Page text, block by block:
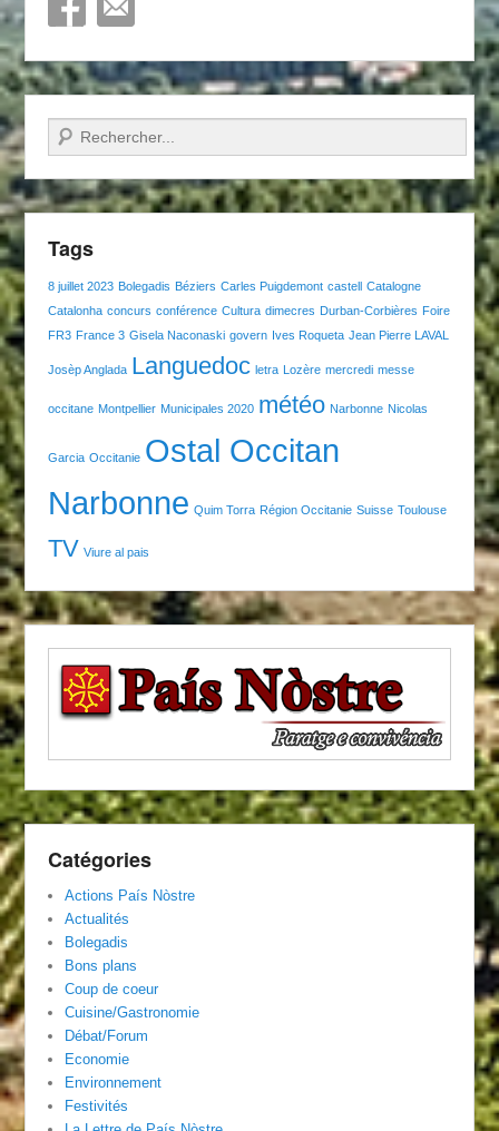
Recherche
Tags
8 juillet 2023 Bolegadis Béziers Carles Puigdemont castell Catalogne
Catalonha concurs conférence Cultura dimecres Durban-Corbières Foire
FR3 France 3 Gisela Naconaski govern Ives Roqueta Jean Pierre LAVAL
Josèp Anglada Languedoc letra Lozère mercredi messe
occitane Montpellier Municipales 2020 météo Narbonne Nicolas
Garcia Occitanie Ostal Occitan
Narbonne Quim Torra Région Occitanie Suisse Toulouse
TV Viure al pais
Catégories
Actions País Nòstre
Actualités
Bolegadis
Bons plans
Coup de coeur
Cuisine/Gastronomie
Débat/Forum
Economie
Environnement
Festivités